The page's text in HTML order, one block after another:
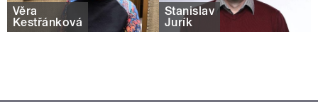
Věra
Kestřánková
Stanislav
Jurík